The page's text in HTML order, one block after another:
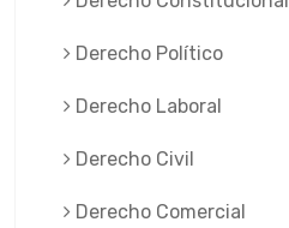
Derecho Político
Derecho Laboral
Derecho Civil
Derecho Comercial